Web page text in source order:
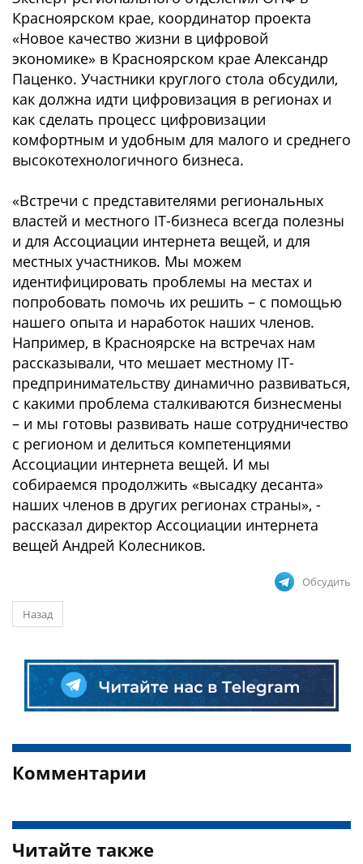
Красноярском крае, координатор проекта
«Новое качество жизни в цифровой
экономике» в Красноярском крае Александр
Паценко. Участники круглого стола обсудили,
как должна идти цифровизация в регионах и
как сделать процесс цифровизации
комфортным и удобным для малого и среднего
высокотехнологичного бизнеса.
«Встречи с представителями региональных
властей и местного IT-бизнеса всегда полезны
и для Ассоциации интернета вещей, и для
местных участников. Мы можем
идентифицировать проблемы на местах и
попробовать помочь их решить – с помощью
нашего опыта и наработок наших членов.
Например, в Красноярске на встречах нам
рассказывали, что мешает местному IT-
предпринимательству динамично развиваться,
с какими проблема сталкиваются бизнесмены
– и мы готовы развивать наше сотрудничество
с регионом и делиться компетенциями
Ассоциации интернета вещей. И мы
собираемся продолжить «высадку десанта»
наших членов в других регионах страны», -
рассказал директор Ассоциации интернета
вещей Андрей Колесников.
Обсудить
Назад
Комментарии
Читайте также